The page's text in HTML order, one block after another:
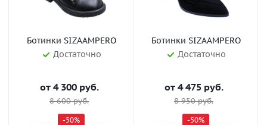
Ботинки SIZAAMPERO
Достаточно
от 4 300 руб.
8 600 руб.
-50%
Ботинки SIZAAMPERO
Достаточно
от 4 475 руб.
8 950 руб.
-50%